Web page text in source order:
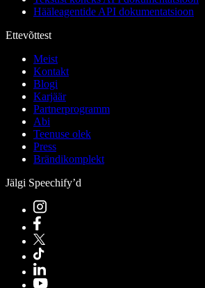
Hääleagentide API dokumentatsioon
Ettevõttest
Meist
Kontakt
Blogi
Karjäär
Partnerprogramm
Abi
Teenuse olek
Press
Brändikomplekt
Jälgi Speechify’d